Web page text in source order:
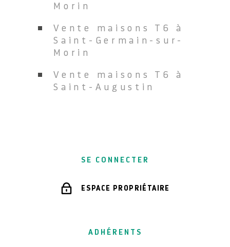
Morin
Vente maisons T6 à
Saint-Germain-sur-
Morin
Vente maisons T6 à
Saint-Augustin
SE CONNECTER
ESPACE PROPRIÉTAIRE
ADHÉRENTS